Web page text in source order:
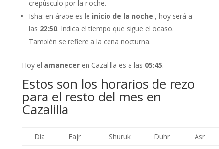
crepúsculo por la noche.
Isha: en árabe es le inicio de la noche , hoy será a
las 22:50. Indica el tiempo que sigue el ocaso.
También se refiere a la cena nocturna.
Hoy el amaneceren Cazalilla es a las 05:45.
Estos son los horarios de rezo
para el resto del mes en
Cazalilla
Día Fajr Shuruk Duhr
Asr